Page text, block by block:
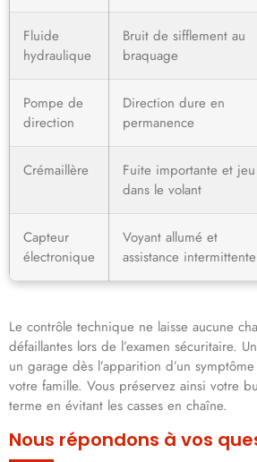
Fluide
hydraulique
Bruit de sifflement au
braquage
Pompe de
direction
Direction dure en
permanence
Crémaillère
Fuite importante et jeu
dans le volant
Capteur
électronique
Voyant allumé et
assistance intermittente
Le contrôle technique ne laisse aucune
défaillantes lors de l’examen sécuritaire.
un garage dès l’apparition d’un
votre famille. Vous préservez ainsi votre
terme en évitant les casses en chaîne.
Nous répondons à vos